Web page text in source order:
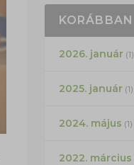
KORÁBBAN
2026. január(1)
2025. január(1)
2024. május (1)
2022. március